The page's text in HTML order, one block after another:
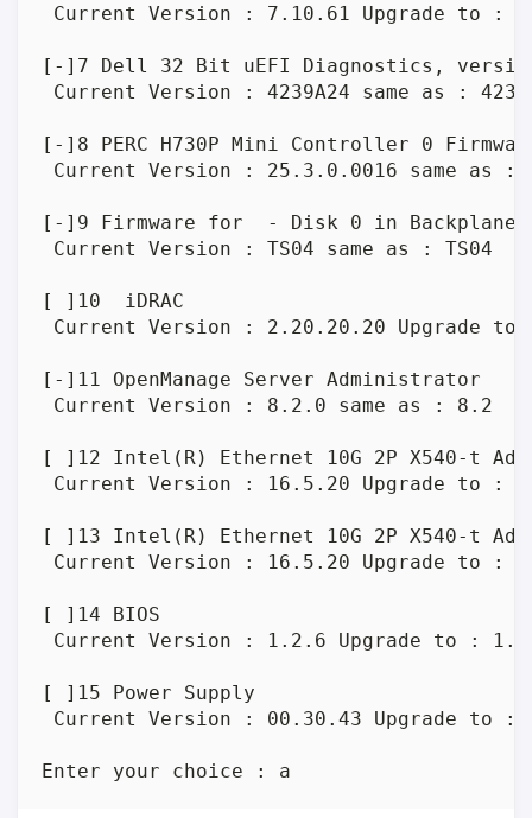
Current Version : 7.10.61 Upgrade to :
[-]7 Dell 32 Bit uEFI Diagnostics, version
Current Version : 4239A24 same as :
[-]8 PERC H730P Mini Controller 0
Current Version : 25.3.0.0016 same as :
[-]9 Firmware for  - Disk 0 in Backplane
Current Version : TS04 same as : TS04
[ ]10  iDRAC
Current Version : 2.20.20.20 Upgrade to
[-]11 OpenManage Server Administrator
Current Version : 8.2.0 same as : 8.2
[ ]12 Intel(R) Ethernet 10G 2P X540-t
Current Version : 16.5.20 Upgrade to :
[ ]13 Intel(R) Ethernet 10G 2P X540-t
Current Version : 16.5.20 Upgrade to :
[ ]14 BIOS
Current Version : 1.2.6 Upgrade to :
[ ]15 Power Supply
Current Version : 00.30.43 Upgrade to :
Enter your choice : a